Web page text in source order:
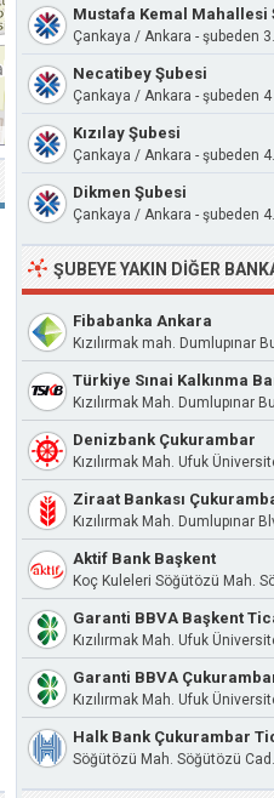
Mustafa Kemal Mahallesi
Çankaya / Ankara - şubeden
Necatibey Şubesi
Çankaya / Ankara - şubeden
Kızılay Şubesi
Çankaya / Ankara - şubeden
Dikmen Şubesi
Çankaya / Ankara - şubeden
ŞUBEYE YAKIN DIĞER
Fibabanka Ankara
Türkiye Sınai Kalkınma
Denizbank Çukurambar
Ziraat Bankası
Aktif Bank Başkent
Garanti BBVA Başkent
Garanti BBVA
Halk Bank Çukurambar